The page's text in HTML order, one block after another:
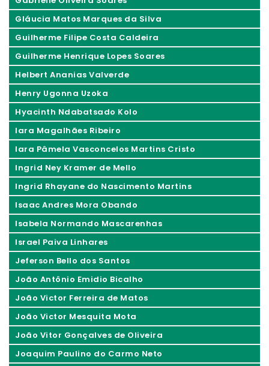
Gláucia Matos Marques da Silva
Guilherme Filipe Costa Caldeira
Guilherme Henrique Lopes Soares
Helbert Ananias Valverde
Henry Ugonna Uzoka
Hyacinth Ndabatsado Kolo
Iara Magalhães Ribeiro
Iara Pâmela Vasconcelos Martins Cristo
Ingrid Ney Kramer de Mello
Ingrid Rhayane do Nascimento Martins
Isaac Andres Mora Obando
Isabela Normando Mascarenhas
Israel Paiva Linhares
Jeferson Bello dos Santos
João Antônio Emidio Bicalho
João Victor Ferreira de Matos
João Victor Mesquita Mota
João Vitor Gonçalves de Oliveira
Joaquim Paulino do Carmo Neto